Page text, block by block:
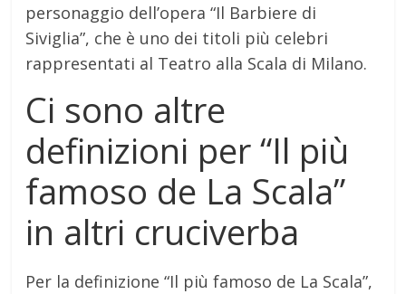
personaggio dell’opera “Il Barbiere di
Siviglia”, che è uno dei titoli più celebri
rappresentati al Teatro alla Scala di Milano.
Ci sono altre
definizioni per “Il più
famoso de La Scala”
in altri cruciverba
Per la definizione “Il più famoso de La Scala”,